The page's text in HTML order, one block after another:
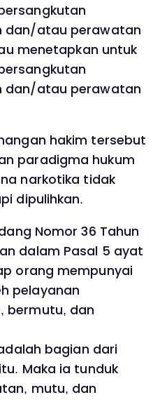
dan/atau perawatan
menetapkan untuk
dan/atau perawatan
hakim tersebut
paradigma hukum
narkotika tidak
dipulihkan.
Nomor 36 Tahun
dalam Pasal 5 ayat
orang mempunyai
pelayanan
bermutu, dan
bagian dari
Maka ia tunduk
mutu, dan